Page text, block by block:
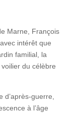
Marne, François
intérêt que
familial, la
du célèbre
guerre,
à l’âge